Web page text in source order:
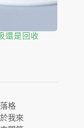
還是回收
格
我來